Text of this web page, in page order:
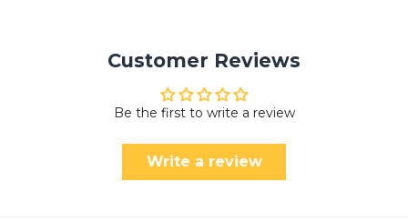
Customer Reviews
Be the first to write a review
Write a review